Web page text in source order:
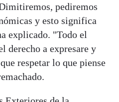
pediremos
y esto significa
explicado. "Todo el
derecho a expresare y
respetar lo que piense